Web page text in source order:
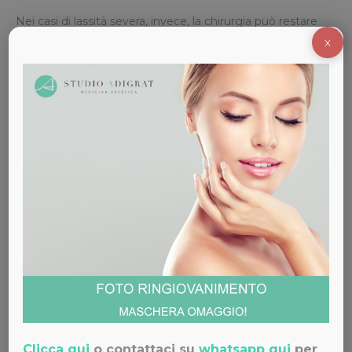
Nei casi di lassità severa, invece, la chirurgia può restare
Una consulenza specialistica presso lo Studio Medico
Adigrat permette di valutare il percorso più adatto.
I Vantaggi dei
Trattamenti Non
Tempi di recupero ridotti
Rischi minori rispetto alla chirurgia
Risultati naturali e progressivi
Molti pazienti possono tornare alle normali attività già lo
X